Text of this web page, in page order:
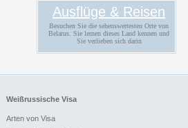
Ausflüge & Reisen
Besuchen Sie die sehenswertesten Orte von
Belarus. Sie lernen dieses Land kennen und
Sie verlieben sich darin
Weißrussische Visa
Arten von Visa